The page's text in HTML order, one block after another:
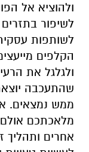
ולהוציא אל
לשיפור
לשותפות
הקלפים
ולגלגל את
שהתעכבה
ממש נמצאים.
מלאכתכם
אחרים ותהליך